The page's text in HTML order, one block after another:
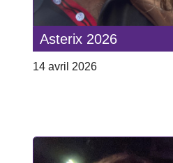
Asterix 2026
14 avril 2026